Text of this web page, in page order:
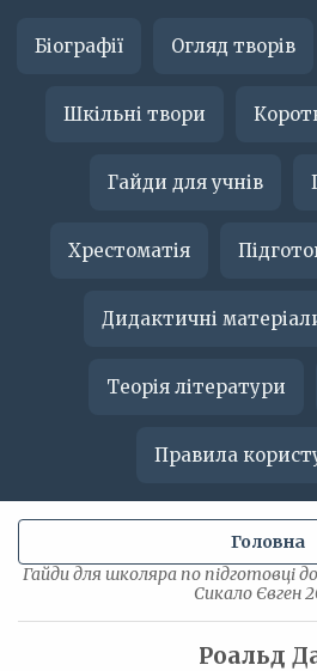
Біографії Огляд творів
Шкільні твори
Гайди для учнів
Хрестоматія
Дидактичні
Теорія літератури
Правила
Гайди для школяра по підготовці
Сикало Євген
Головна
Роальд